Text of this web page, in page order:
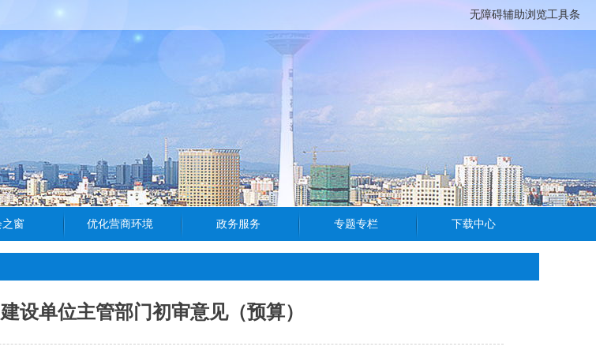
无障碍辅助浏览工具条
建设单位主管部门初审意见（预算）